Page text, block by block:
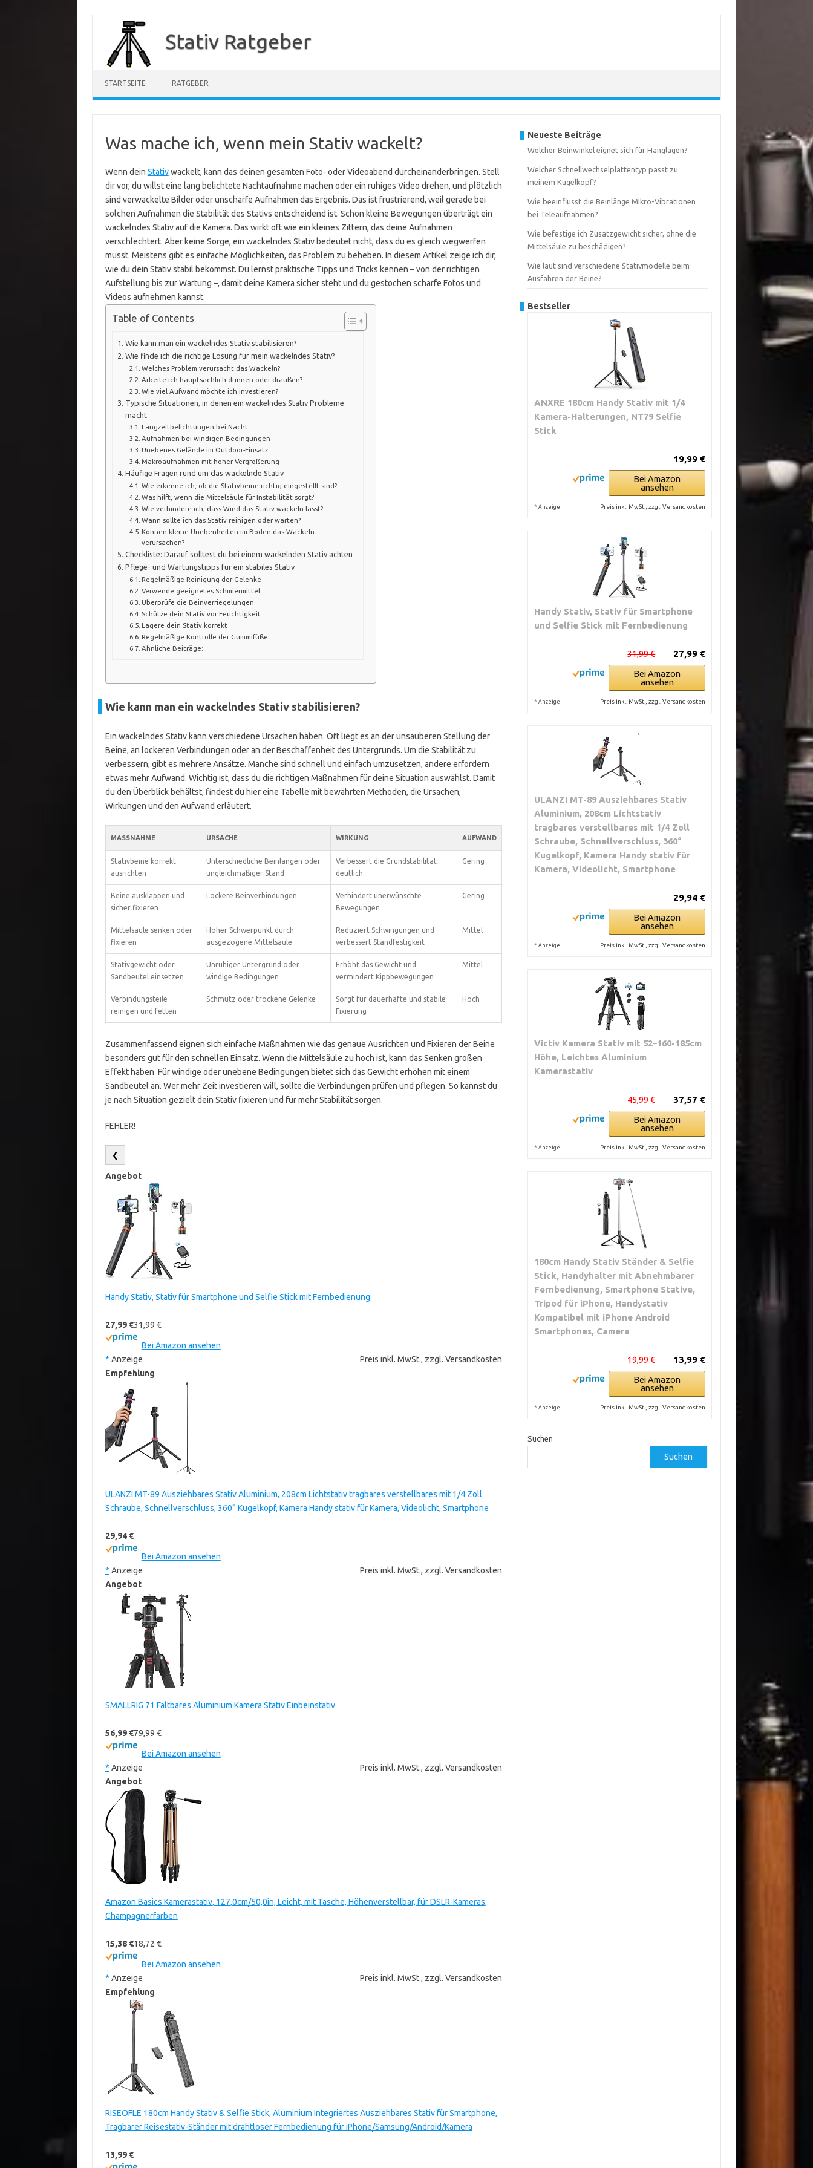
springen
Stativ Ratgeber
STARTSEITE RATGEBER
Was mache ich, wenn mein Stativ wackelt?
Wenn dein Stativwackelt, kann das deinen gesamten Foto- oder Videoabend durcheinanderbringen. Stell
dir vor, du willst eine lang belichtete Nachtaufnahme machen oder ein ruhiges Video drehen, und plötzlich
sind verwackelte Bilder oder unscharfe Aufnahmen das Ergebnis. Das ist frustrierend, weil gerade bei
solchen Aufnahmen die Stabilität des Stativs entscheidend ist. Schon kleine Bewegungen überträgt ein
wackelndes Stativ auf die Kamera. Das wirkt oft wie ein kleines Zittern, das deine Aufnahmen
verschlechtert. Aber keine Sorge, ein wackelndes Stativ bedeutet nicht, dass du es gleich wegwerfen
musst. Meistens gibt es einfache Möglichkeiten, das Problem zu beheben. In diesem Artikel zeige ich dir,
wie du dein Stativ stabil bekommst. Du lernst praktische Tipps und Tricks kennen – von der richtigen
Aufstellung bis zur Wartung –, damit deine Kamera sicher steht und du gestochen scharfe Fotos und
Videos aufnehmen kannst.
Table of Contents
Wie kann man ein wackelndes Stativ stabilisieren?
Wie finde ich die richtige Lösung für mein wackelndes Stativ?
Welches Problem verursacht das Wackeln?
Arbeite ich hauptsächlich drinnen oder draußen?
Wie viel Aufwand möchte ich investieren?
Typische Situationen, in denen ein wackelndes Stativ Probleme
macht
Langzeitbelichtungen bei Nacht
Aufnahmen bei windigen Bedingungen
Unebenes Gelände im Outdoor-Einsatz
Makroaufnahmen mit hoher Vergrößerung
Häufige Fragen rund um das wackelnde Stativ
Wie erkenne ich, ob die Stativbeine richtig eingestellt sind?
Was hilft, wenn die Mittelsäule für Instabilität sorgt?
Wie verhindere ich, dass Wind das Stativ wackeln lässt?
Wann sollte ich das Stativ reinigen oder warten?
Können kleine Unebenheiten im Boden das Wackeln
verursachen?
Checkliste: Darauf solltest du bei einem wackelnden Stativ achten
Pflege- und Wartungstipps für ein stabiles Stativ
Regelmäßige Reinigung der Gelenke
Verwende geeignetes Schmiermittel
Überprüfe die Beinverriegelungen
Schütze dein Stativ vor Feuchtigkeit
Lagere dein Stativ korrekt
Regelmäßige Kontrolle der Gummifüße
Ähnliche Beiträge:
Wie kann man ein wackelndes Stativ stabilisieren?
Ein wackelndes Stativ kann verschiedene Ursachen haben. Oft liegt es an der unsauberen Stellung der
Beine, an lockeren Verbindungen oder an der Beschaffenheit des Untergrunds. Um die Stabilität zu
verbessern, gibt es mehrere Ansätze. Manche sind schnell und einfach umzusetzen, andere erfordern
etwas mehr Aufwand. Wichtig ist, dass du die richtigen Maßnahmen für deine Situation auswählst. Damit
du den Überblick behältst, findest du hier eine Tabelle mit bewährten Methoden, die Ursachen,
Wirkungen und den Aufwand erläutert.
MASSNAHME URSACHE WIRKUNG AUFWAND
Stativbeine korrekt
ausrichten
Unterschiedliche Beinlängen oder
ungleichmäßiger Stand
Verbessert die Grundstabilität
deutlich
Gering
Beine ausklappen und
sicher fixieren
Lockere Beinverbindungen
Verhindert unerwünschte
Bewegungen
Gering
Mittelsäule senken oder
fixieren
Hoher Schwerpunkt durch
ausgezogene Mittelsäule
Reduziert Schwingungen und
verbessert Standfestigkeit
Mittel
Stativgewicht oder
Sandbeutel einsetzen
Unruhiger Untergrund oder
windige Bedingungen
Erhöht das Gewicht und
vermindert Kippbewegungen
Mittel
Verbindungsteile
reinigen und fetten
Schmutz oder trockene Gelenke
Sorgt für dauerhafte und stabile
Fixierung
Hoch
Zusammenfassend eignen sich einfache Maßnahmen wie das genaue Ausrichten und Fixieren der Beine
besonders gut für den schnellen Einsatz. Wenn die Mittelsäule zu hoch ist, kann das Senken großen
Effekt haben. Für windige oder unebene Bedingungen bietet sich das Gewicht erhöhen mit einem
Sandbeutel an. Wer mehr Zeit investieren will, sollte die Verbindungen prüfen und pflegen. So kannst du
je nach Situation gezielt dein Stativ fixieren und für mehr Stabilität sorgen.
FEHLER!
❮
Angebot
Handy Stativ, Stativ für Smartphone und Selfie Stick mit Fernbedienung
27,99 €31,99 €
Bei Amazon ansehen
* Anzeige
Preis inkl. MwSt., zzgl. Versandkosten
Empfehlung
ULANZI MT-89 Ausziehbares Stativ Aluminium, 208cm Lichtstativ tragbares verstellbares mit 1/4 Zoll
Schraube, Schnellverschluss, 360° Kugelkopf, Kamera Handy stativ für Kamera, Videolicht, Smartphone
29,94 €
Bei Amazon ansehen
* Anzeige
Preis inkl. MwSt., zzgl. Versandkosten
Angebot
SMALLRIG 71 Faltbares Aluminium Kamera Stativ Einbeinstativ
56,99 €79,99 €
Bei Amazon ansehen
* Anzeige
Preis inkl. MwSt., zzgl. Versandkosten
Angebot
Amazon Basics Kamerastativ, 127,0cm/50,0in, Leicht, mit Tasche, Höhenverstellbar, für DSLR-Kameras,
Champagnerfarben
15,38 €18,72 €
Bei Amazon ansehen
* Anzeige
Preis inkl. MwSt., zzgl. Versandkosten
Empfehlung
RISEOFLE 180cm Handy Stativ & Selfie Stick, Aluminium Integriertes Ausziehbares Stativ für Smartphone,
Tragbarer Reisestativ-Ständer mit drahtloser Fernbedienung für iPhone/Samsung/Android/Kamera
13,99 €
Neueste Beiträge
Welcher Beinwinkel eignet sich für Hanglagen?
Welcher Schnellwechselplattentyp passt zu
meinem Kugelkopf?
Wie beeinflusst die Beinlänge Mikro-Vibrationen
bei Teleaufnahmen?
Wie befestige ich Zusatzgewicht sicher, ohne die
Mittelsäule zu beschädigen?
Wie laut sind verschiedene Stativmodelle beim
Ausfahren der Beine?
Bestseller
ANXRE 180cm Handy Stativ mit 1/4
Kamera-Halterungen, NT79 Selfie
Stick
19,99 €
Bei Amazon
ansehen
* Anzeige Preis inkl. MwSt., zzgl. Versandkosten
Handy Stativ, Stativ für Smartphone
und Selfie Stick mit Fernbedienung
27,99 €
31,99 €
Bei Amazon
ansehen
* Anzeige Preis inkl. MwSt., zzgl. Versandkosten
ULANZI MT-89 Ausziehbares Stativ
Aluminium, 208cm Lichtstativ
tragbares verstellbares mit 1/4 Zoll
Schraube, Schnellverschluss, 360°
Kugelkopf, Kamera Handy stativ für
Kamera, Videolicht, Smartphone
29,94 €
Bei Amazon
ansehen
* Anzeige Preis inkl. MwSt., zzgl. Versandkosten
Victiv Kamera Stativ mit 52–160-185cm
Höhe, Leichtes Aluminium
Kamerastativ
37,57 €
45,99 €
Bei Amazon
ansehen
* Anzeige Preis inkl. MwSt., zzgl. Versandkosten
180cm Handy Stativ Ständer & Selfie
Stick, Handyhalter mit Abnehmbarer
Fernbedienung, Smartphone Stative,
Tripod für iPhone, Handystativ
Kompatibel mit iPhone Android
Smartphones, Camera
13,99 €
19,99 €
Bei Amazon
ansehen
* Anzeige Preis inkl. MwSt., zzgl. Versandkosten
Suchen
Suchen